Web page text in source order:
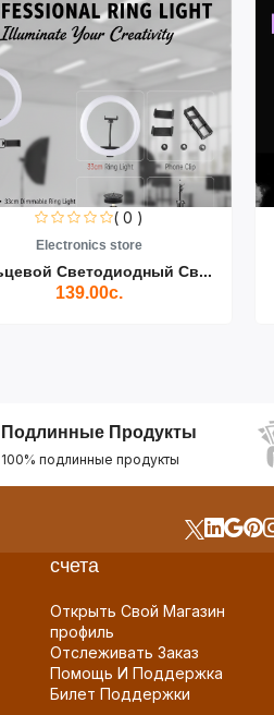
( 0 )
Electronics store
Светодиодный Св...
139.00с.
Подлинные Продукты
100% подлинные продукты
счета
Открыть Свой Магазин
профиль
Отслеживать Заказ
Помощь И Поддержка
Билет Поддержки